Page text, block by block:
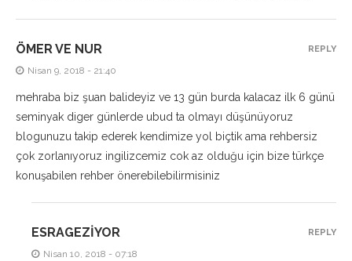
ÖMER VE NUR
Nisan 9, 2018 - 21:40
mehraba biz şuan balideyiz ve 13 gün burda kalacaz ilk 6 günü
seminyak diger günlerde ubud ta olmayı düşünüyoruz
blogunuzu takip ederek kendimize yol biçtik ama rehbersiz
çok zorlanıyoruz ingilizcemiz cok az olduğu için bize türkçe
konuşabilen rehber önerebilebilirmisiniz
REPLY
ESRAGEZIYOR
Nisan 10, 2018 - 07:18
REPLY